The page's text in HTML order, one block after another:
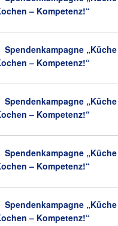
– Kompetenz!“
Empfohlen
Spendenkampagne
– Kompetenz!“
Empfohlen
Spendenkampagne
– Kompetenz!“
Empfohlen
Spendenkampagne
– Kompetenz!“
Empfohlen
Spendenkampagne
– Kompetenz!“